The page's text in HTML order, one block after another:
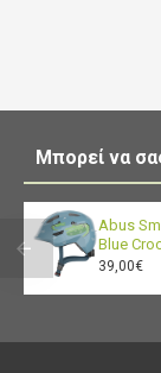
Μπορεί να
Abus
Blue
39,00€